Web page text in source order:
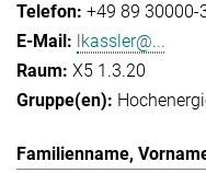
+49 89 30000-
lkassler@...
X5 1.3.20